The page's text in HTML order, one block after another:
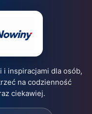
i inspiracjami dla osób,
na codzienność
ciekawiej.